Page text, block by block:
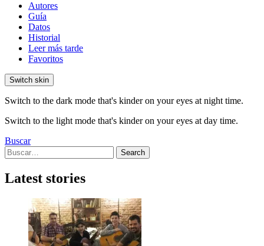
Autores
Guía
Datos
Historial
Leer más tarde
Favoritos
Switch skin
Switch to the dark mode that's kinder on your eyes at night time.
Switch to the light mode that's kinder on your eyes at day time.
Buscar
Search
for:
Search
Latest stories